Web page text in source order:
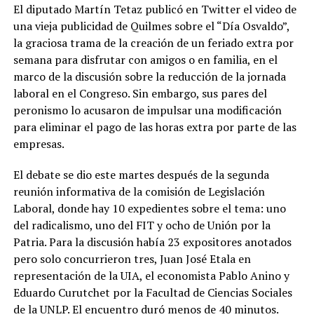
El diputado Martín Tetaz publicó en Twitter el video de
una vieja publicidad de Quilmes sobre el “Día Osvaldo”,
la graciosa trama de la creación de un feriado extra por
semana para disfrutar con amigos o en familia, en el
marco de la discusión sobre la reducción de la jornada
laboral en el Congreso. Sin embargo, sus pares del
peronismo lo acusaron de impulsar una modificación
para eliminar el pago de las horas extra por parte de las
empresas.
El debate se dio este martes después de la segunda
reunión informativa de la comisión de Legislación
Laboral, donde hay 10 expedientes sobre el tema: uno
del radicalismo, uno del FIT y ocho de Unión por la
Patria. Para la discusión había 23 expositores anotados
pero solo concurrieron tres, Juan José Etala en
representación de la UIA, el economista Pablo Anino y
Eduardo Curutchet por la Facultad de Ciencias Sociales
de la UNLP. El encuentro duró menos de 40 minutos.